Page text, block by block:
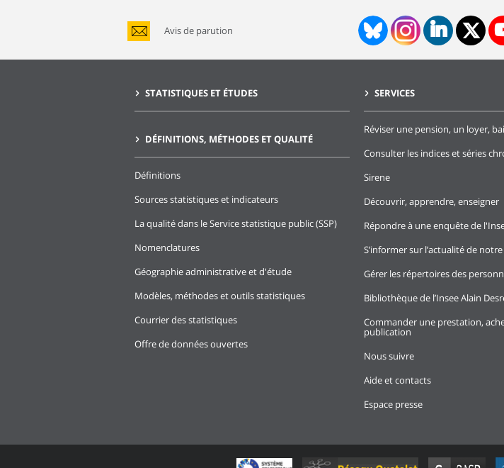
Avis de parution
STATISTIQUES ET ÉTUDES
DÉFINITIONS, MÉTHODES ET QUALITÉ
Définitions
Sources statistiques et indicateurs
La qualité dans le Service statistique public (SSP)
Nomenclatures
Géographie administrative et d'étude
Modèles, méthodes et outils statistiques
Courrier des statistiques
Offre de données ouvertes
SERVICES
Réviser une pension, un loyer,
Consulter les indices et séries
Sirene
Découvrir, apprendre, enseigner
Répondre à une enquête de
S’informer sur l’actualité de
Gérer les répertoires des
Bibliothèque de l’Insee Alain
Commander une prestation,
publication
Nous suivre
Aide et contacts
Espace presse